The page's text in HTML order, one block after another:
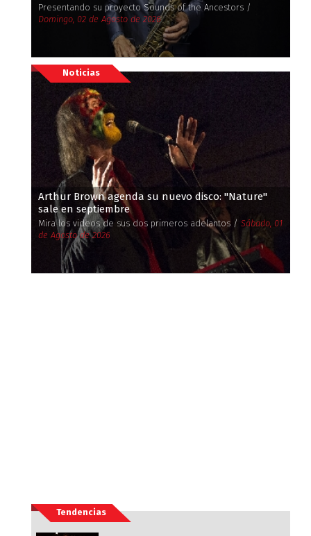
Presentando su proyecto Sounds of the Ancestors /
Domingo, 02 de Agosto de 2026
Noticias
Arthur Brown agenda su nuevo disco: ''Nature''
sale en septiembre
Mira los videos de sus dos primeros adelantos / Sábado, 01
de Agosto de 2026
Tendencias